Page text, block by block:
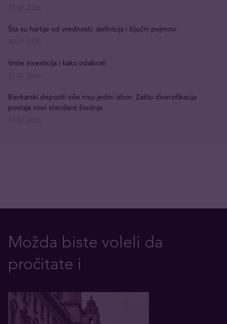
Šta su hartije od vrednosti: definicija i ključni pojmovi
Vrste investicija i kako odabrati
Bankarski depoziti više nisu jedini izbor: Zašto diverzifikacija
postaje novi standard štednje
Možda biste voleli da
pročitate i